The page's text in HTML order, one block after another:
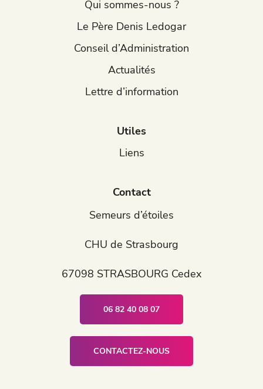
Qui sommes-nous ?
Le Père Denis Ledogar
Conseil d’Administration
Actualités
Lettre d’information
Utiles
Liens
Contact
Semeurs d’étoiles
CHU de Strasbourg
67098 STRASBOURG Cedex
06 82 40 08 07
CONTACTEZ-NOUS